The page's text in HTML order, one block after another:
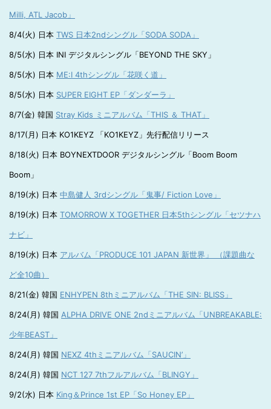
Milli, ATL Jacob」
8/4(火) 日本 TWS 日本2ndシングル「SODA SODA」
8/5(水) 日本 INI デジタルシングル「BEYOND THE SKY」
8/5(水) 日本 ME:I 4thシングル「花咲く道」
8/5(水) 日本 SUPER EIGHT EP「ダンダーラ」
8/7(金) 韓国 Stray Kids ミニアルバム「THIS ＆ THAT」
8/17(月) 日本 KO1KEYZ 「KO1KEYZ」先行配信リリース
8/18(火) 日本 BOYNEXTDOOR デジタルシングル「Boom Boom
Boom」
8/19(水) 日本 中島健人 3rdシングル「鬼事/ Fiction Love」
8/19(水) 日本 TOMORROW X TOGETHER 日本5thシングル「セツナハ
ナビ」
8/19(水) 日本 アルバム「PRODUCE 101 JAPAN 新世界」 （課題曲な
ど全10曲）
8/21(金) 韓国 ENHYPEN 8thミニアルバム「THE SIN: BLISS」
8/24(月) 韓国 ALPHA DRIVE ONE 2ndミニアルバム「UNBREAKABLE:
少年BEAST」
8/24(月) 韓国 NEXZ 4thミニアルバム「SAUCIN’」
8/24(月) 韓国 NCT 127 7thフルアルバム「BLINGY」
9/2(水) 日本 King＆Prince 1st EP「So Honey EP」